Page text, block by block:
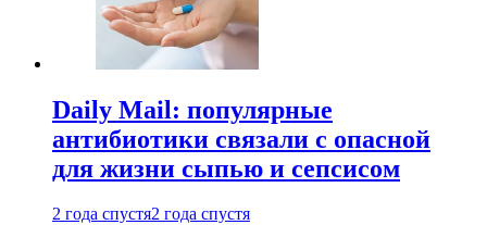
Daily Mail: популярные
антибиотики связали с опасной
для жизни сыпью и сепсисом
2 года спустя2 года спустя